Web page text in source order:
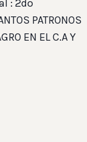
: 2do
PATRONOS
EN EL C.A Y